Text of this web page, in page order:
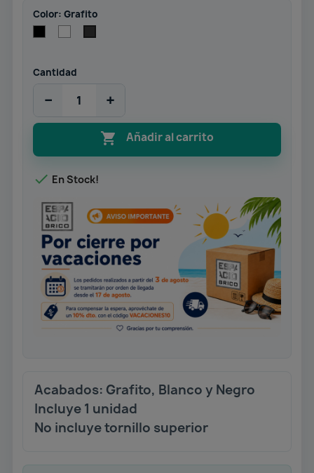
Color: Grafito
Cantidad
− +
 Añadir al carrito
 En Stock!
Acabados: Grafito, Blanco y Negro
Incluye 1 unidad
No incluye tornillo superior